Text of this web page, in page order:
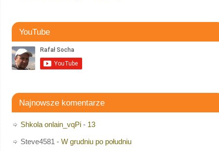
YouTube
Najnowsze komentarze
Shkola onlain_vqPi- 13
Steve4581 - W grudniu po południu